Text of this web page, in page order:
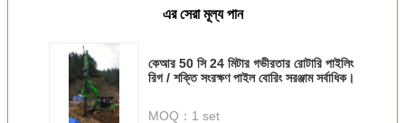
এর সেরা মূল্য পান
কেআর 50 সি 24 মিটার গভীরতার রোটারি পাইলিং
রিগ / শক্তি সংরক্ষণ পাইল বোরিং সরঞ্জাম সর্বাধিক।
MOQ： 1 set